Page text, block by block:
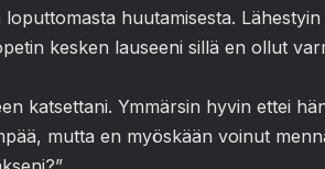
huutamisesta.
kesken lauseeni sillä en ollut
katsettani. Ymmärsin hyvin ettei
mutta en myöskään voinut